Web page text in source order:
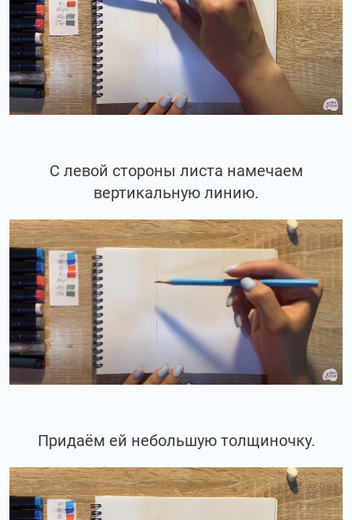
С левой стороны листа намечаем
вертикальную линию.
Придаём ей небольшую толщиночку.